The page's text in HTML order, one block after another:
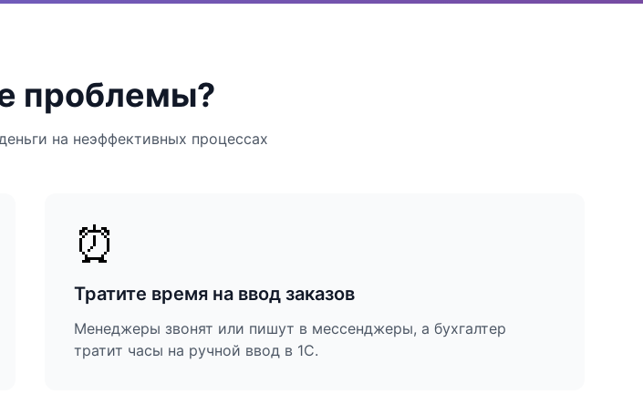
проблемы?
на неэффективных процессах
⏰
Тратите время на ввод заказов
Менеджеры звонят или пишут в мессенджеры, а бухгалтер
тратит часы на ручной ввод в 1С.